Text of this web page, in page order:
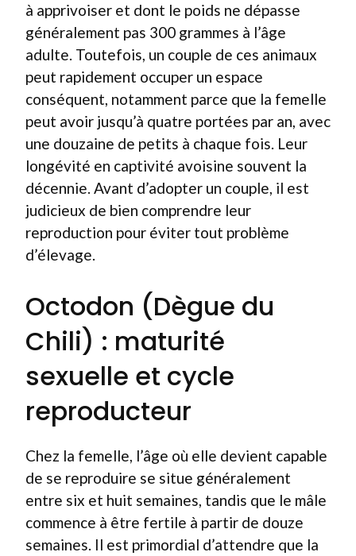
à apprivoiser et dont le poids ne dépasse
généralement pas 300 grammes à l’âge
adulte. Toutefois, un couple de ces animaux
peut rapidement occuper un espace
conséquent, notamment parce que la femelle
peut avoir jusqu’à quatre portées par an, avec
une douzaine de petits à chaque fois. Leur
longévité en captivité avoisine souvent la
décennie. Avant d’adopter un couple, il est
judicieux de bien comprendre leur
reproduction pour éviter tout problème
d’élevage.
Octodon (Dègue du
Chili) : maturité
sexuelle et cycle
reproducteur
Chez la femelle, l’âge où elle devient capable
de se reproduire se situe généralement
entre six et huit semaines, tandis que le mâle
commence à être fertile à partir de douze
semaines. Il est primordial d’attendre que la